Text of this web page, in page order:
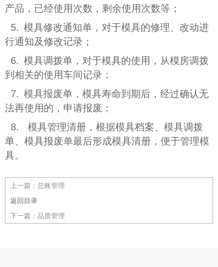
产品，已经使用次数，剩余使用次数等；
5. 模具修改通知单，对于模具的修理、改动进
行通知及修改记录；
6. 模具调拨单，对于模具的使用，从模房调拨
到相关的使用车间记录；
7. 模具报废单，模具寿命到期后，经过确认无
法再使用的，申请报废；
8. 模具管理清册，根据模具档案、模具调拨
单、模具报废单最后形成模具清册，便于管理模
具。
上一篇： 总账管理
返回目录
下一篇： 品质管理